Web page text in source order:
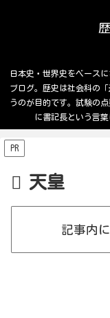
日本史・世界史をベース
ブログ。歴史は社会科の
うのが目的です。試験の
に書記長という言
PR
天皇
記事内